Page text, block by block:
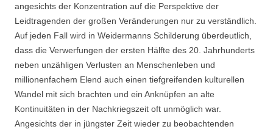
angesichts der Konzentration auf die Perspektive der
Leidtragenden der großen Veränderungen nur zu verständlich.
Auf jeden Fall wird in Weidermanns Schilderung überdeutlich,
dass die Verwerfungen der ersten Hälfte des 20. Jahrhunderts
neben unzähligen Verlusten an Menschenleben und
millionenfachem Elend auch einen tiefgreifenden kulturellen
Wandel mit sich brachten und ein Anknüpfen an alte
Kontinuitäten in der Nachkriegszeit oft unmöglich war.
Angesichts der in jüngster Zeit wieder zu beobachtenden